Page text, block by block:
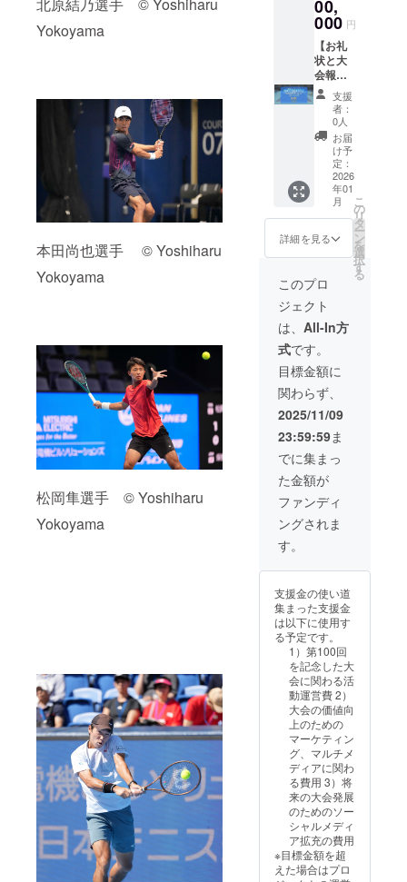
Yokoyama
本田尚也選手 © Yoshiharu
Yokoyama
松岡隼選手 © Yoshiharu
Yokoyama
がある
2025年
12月の
日付と
なりま
す。発
送時期
は2026
年1月を
予定し
ていま
す。
となり
ます。
※このプ
ロジェ
クト
は、ご
寄附の
額にか
かわら
ず、す
べて同
じリ
ターン
となり
ます。
※寄附金
領収書
へ入金
がある
2025年
12月の
日付と
なりま
す。発
送時期
は2026
年1月を
予定し
ていま
す。
す。 ※
共有い
ただい
た情報
は、上
記以外
の目的
では使
用いた
しませ
ん。 ※
ご支援
には別
途、シ
ステム
利用料
（228円
+消費税
22円）
が必要
となり
ます。
※このプ
ロジェ
クト
は、ご
寄附の
額にか
かわら
ず、す
べて同
じリ
ターン
となり
ます。
※寄附金
はJTA
がある
2025年
12月の
日付と
なりま
す。発
送時期
は2026
年1月を
予定し
ていま
す。
する公
益財団
法人と
して、
寄附者
全員の
氏名を
内閣府
に報告
する義
務があ
りま
す。 ★
備考欄
に必
ず、氏
名の記
載をお
願いい
たしま
す。 ※
共有い
ただい
た情報
は、上
記以外
の目的
では使
用いた
しませ
ん。 ※
ご支援
には別
途、シ
ステム
利用料
22円）
となり
ます。
※このプ
ロジェ
クト
は、ご
寄附の
額にか
かわら
ず、す
べて同
じリ
ターン
となり
ます。
※寄附金
領収書
は日付
はJTA
へ入金
となり
ます】
本プロ
ジェク
トへの
ご支援
は、純
粋支援
300,000
円の寄
附金控
除対象
です。
【お願
い】 日
本テニ
ス協会
は、寄
附受領
証明書
を発行
する公
益財団
法人と
して、
寄附者
全員の
氏名を
内閣府
に報告
する義
務があ
りま
す。 ★
備考欄
に必
載をお
たしま
す。 ※
共有い
ただい
た情報
は、上
記以外
の目的
では使
用いた
しませ
ん。 ※
ご支援
には別
途、シ
ステム
利用料
（228円
+消費税
22円）
00,
000 円
【お礼
状と大
会報告
書】 感
謝の気
持ちを
込め
て、お
礼状と
100回記
念大会
の電子
報告書
をお送
りしま
す。
【寄附
金控除
の対象
となり
ます】
本プロ
ジェク
トへの
ご支援
は、純
粋支援
1,000,0
00円の
寄附金
控除対
象で
す。
【お願
ス協会
附受領
証明書
を発行
する公
益財団
法人と
して、
寄附者
全員の
氏名を
内閣府
に報告
する義
務があ
りま
す。 ★
備考欄
に必
ず、氏
名の記
支援
者：
0人
お届
け予
定：
2026
年01
月
詳細を見る
こ
の
リ
タ
ー
ン
を
選
択
す
る
このプロ
ジェクト
は、 All-In方
式です。
目標金額に
関わらず、
2025/11/09
23:59:59ま
でに集まっ
た金額が
ファンディ
ングされま
す。
支援金の使い道
集まった支援金
は以下に使用す
る予定です。
1）第100回
を記念した大
会に関わる活
動運営費 2）
大会の価値向
上のための
マーケティン
グ、マルチメ
ディアに関わ
る費用 3）将
来の大会発展
のためのソー
シャルメディ
ア拡充の費用
※目標金額を超
えた場合はプロ